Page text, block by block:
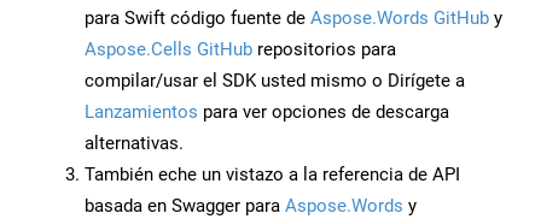
para Swift código fuente de Aspose.Words GitHub y
Aspose.Cells GitHub repositorios para
compilar/usar el SDK usted mismo o Dirígete a
Lanzamientos para ver opciones de descarga
alternativas.
También eche un vistazo a la referencia de API
basada en Swagger para Aspose.Words y